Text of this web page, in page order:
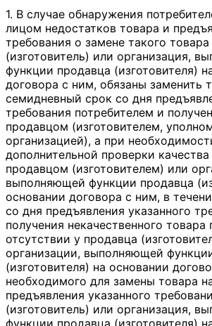
1. В случае обнаружения
лицом недостатков товара и
требования о замене такого
(изготовитель) или организация,
функции продавца (изготовителя)
договора с ним, обязаны заменить
семидневный срок со дня
требования потребителем и
продавцом (изготовителем,
организацией), а при
дополнительной проверки
продавцом (изготовителем) или
выполняющей функции продавца
основании договора с ним, в
со дня предъявления указанного
получения некачественного
отсутствии у продавца
организации, выполняющей
(изготовителя) на основании
необходимого для замены товара
предъявления указанного
(изготовитель) или организация,
функции продавца (изготовителя)